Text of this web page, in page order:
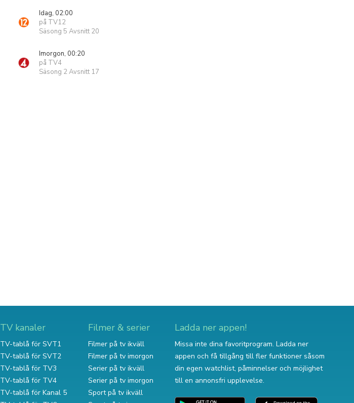
Idag, 02:00
på TV12
Säsong 5 Avsnitt 20
Imorgon, 00:20
på TV4
Säsong 2 Avsnitt 17
TV kanaler
TV-tablå för SVT1
TV-tablå för SVT2
TV-tablå för TV3
TV-tablå för TV4
TV-tablå för Kanal 5
Filmer & serier
Filmer på tv ikväll
Filmer på tv imorgon
Serier på tv ikväll
Serier på tv imorgon
Sport på tv ikväll
Ladda ner appen!
Missa inte dina favoritprogram. Ladda ner
appen och få tillgång till fler funktioner såsom
din egen watchlist, påminnelser och möjlighet
till en annonsfri upplevelse.